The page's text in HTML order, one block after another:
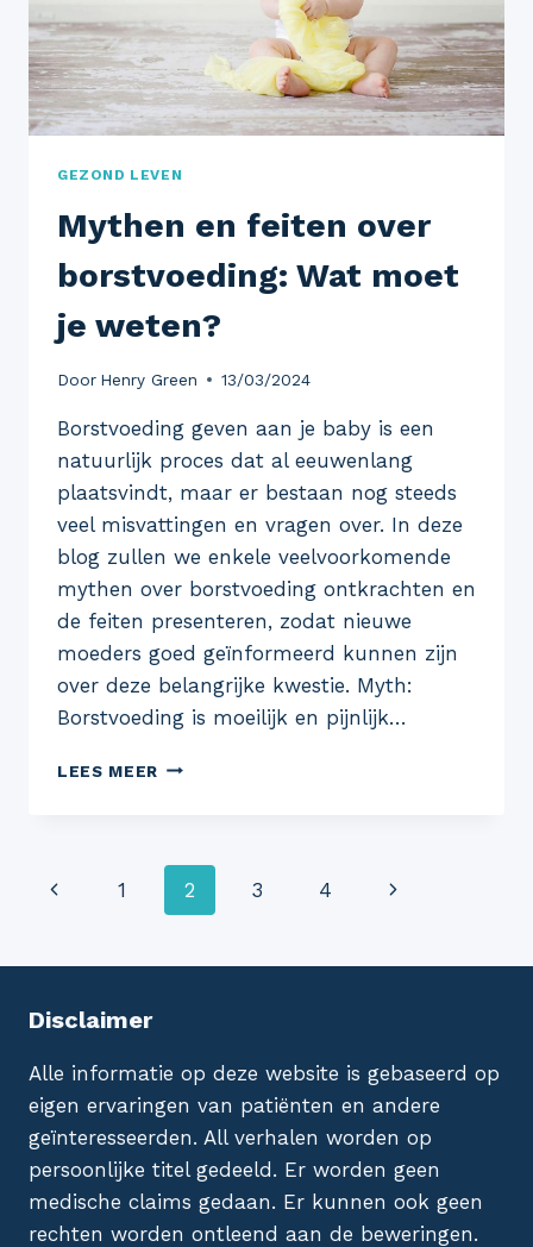
GEZOND LEVEN
Mythen en feiten over
borstvoeding: Wat moet
je weten?
Door Henry Green 13/03/2024
Borstvoeding geven aan je baby is een
natuurlijk proces dat al eeuwenlang
plaatsvindt, maar er bestaan nog steeds
veel misvattingen en vragen over. In deze
blog zullen we enkele veelvoorkomende
mythen over borstvoeding ontkrachten en
de feiten presenteren, zodat nieuwe
moeders goed geïnformeerd kunnen zijn
over deze belangrijke kwestie. Myth:
Borstvoeding is moeilijk en pijnlijk…
LEES MEER MYTHEN
BORSTVOEDING:
WAT
MOET
WETEN?
Paginanavigatie
Vorige
1 2 3 4
Volgende
Disclaimer
Alle informatie op deze website is gebaseerd op
eigen ervaringen van patiënten en andere
geïnteresseerden. All verhalen worden op
persoonlijke titel gedeeld. Er worden geen
medische claims gedaan. Er kunnen ook geen
rechten worden ontleend aan de beweringen.